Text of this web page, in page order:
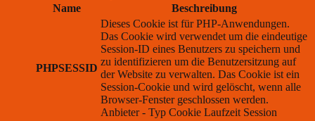
Name
Beschreibung
PHPSESSID
Dieses Cookie ist für PHP-Anwendungen.
Das Cookie wird verwendet um die eindeutige
Session-ID eines Benutzers zu speichern und
zu identifizieren um die Benutzersitzung auf
der Website zu verwalten. Das Cookie ist ein
Session-Cookie und wird gelöscht, wenn alle
Browser-Fenster geschlossen werden.
Anbieter - Typ Cookie Laufzeit Session